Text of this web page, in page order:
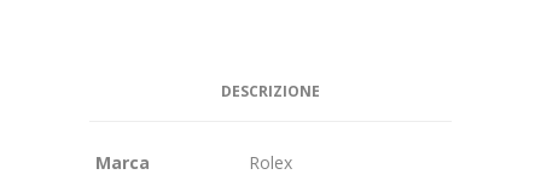
DESCRIZIONE
Marca
Rolex